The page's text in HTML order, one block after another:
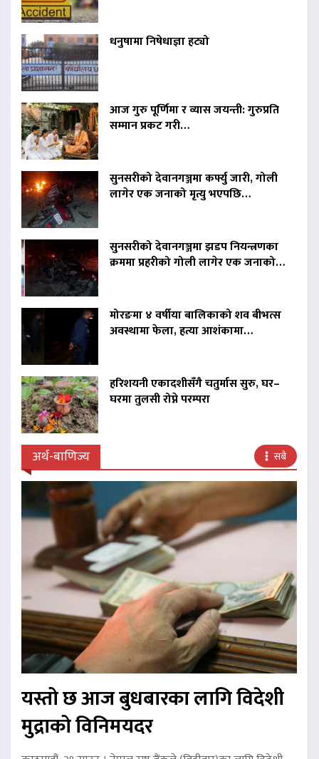
धनुषामा निषेधाज्ञा हट्यो
आज गुरु पूर्णिमा र व्यास जयन्ती: गुरुप्रति
सम्मान प्रकट गरी…
सुनसरीको देवानगञ्जमा कर्फ्यु जारी, गोली
लागेर एक जनाको मृत्यु भएपछि…
सुनसरीको देवानगञ्जमा झडप नियन्त्रणका
क्रममा प्रहरीको गोली लागेर एक जनाको…
मोरङमा ४ वर्षीया बालिकाको शव बीभत्स
अवस्थामा फेला, हत्या आशंकामा…
हरिशयनी एकादशीसँगै चतुर्मास सुरु, घर–
घरमा तुलसी रोप्ने परम्परा
अर्थ-बाणिज्य सबै
यस्तो छ आज बुधबारका लागि विदेशी
मुद्राको विनिमयदर